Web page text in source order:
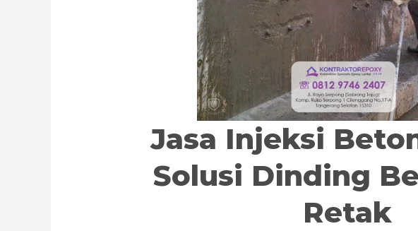
Jasa Injeksi
Solusi Dinding
Retak